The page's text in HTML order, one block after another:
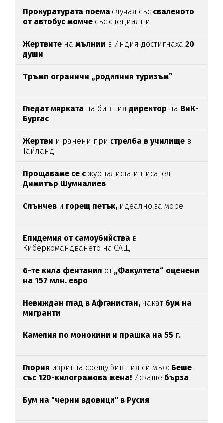
Прокуратурата поема случая със сваленото
от автобус момче със специални
Жертвите намълнии в Индия достигнаха20
души
Тръмп ограничи „родилния туризъм”
Гледат мярката на бившиядиректор на ВиК-
Бургас
Жертви и ранени при стрелба в училище в
Тайланд
Прощаваме се с журналиста и писател
Димитър Шумналиев
Слънчев и горещ петък, идеално за море
Епидемия от самоубийства в
Киберкомандването на САЩ
6-те кила фентанил от „Факултета“ оценени
на 157 млн. евро
Невиждан глад в Афганистан, чакат бум на
мигранти
Камелия по монокини и прашка на 55 г.
Глория изригна срещу бившия си мъж: Беше
със 120-килограмова жена! Искаше бърза
Бум на "черни вдовици" в Русия